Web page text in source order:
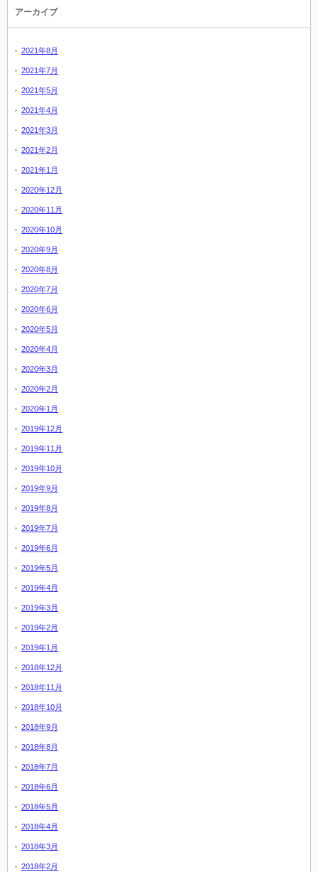
アーカイブ
2021年8月
2021年7月
2021年5月
2021年4月
2021年3月
2021年2月
2021年1月
2020年12月
2020年11月
2020年10月
2020年9月
2020年8月
2020年7月
2020年6月
2020年5月
2020年4月
2020年3月
2020年2月
2020年1月
2019年12月
2019年11月
2019年10月
2019年9月
2019年8月
2019年7月
2019年6月
2019年5月
2019年4月
2019年3月
2019年2月
2019年1月
2018年12月
2018年11月
2018年10月
2018年9月
2018年8月
2018年7月
2018年6月
2018年5月
2018年4月
2018年3月
2018年2月